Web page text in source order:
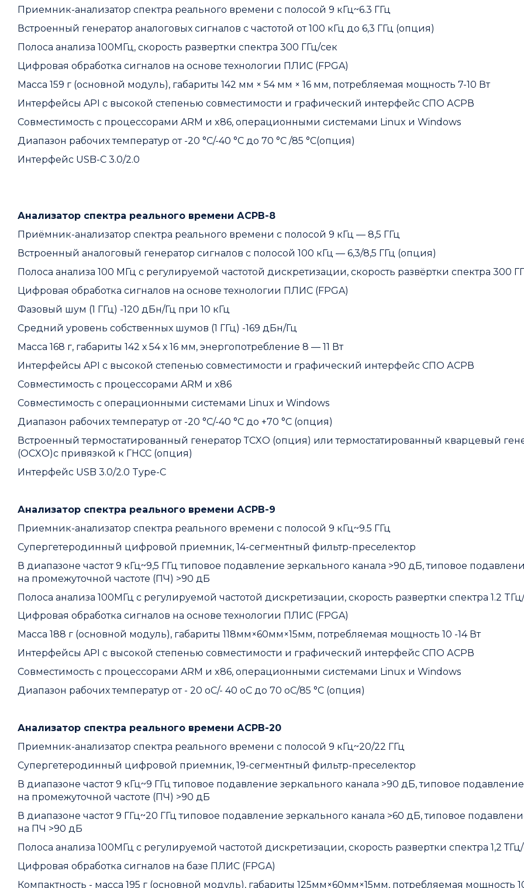
Приемник-анализатор спектра реального времени с полосой 9 кГц~6.3 ГГц
Встроенный генератор аналоговых сигналов с частотой от 100 кГц до 6,3 ГГц (опция)
Полоса анализа 100МГц, скорость развертки спектра 300 ГГц/сек
Цифровая обработка сигналов на основе технологии ПЛИС (FPGA)
Масса 159 г (основной модуль), габариты 142 мм × 54 мм × 16 мм, потребляемая мощность 7-10 Вт
Интерфейсы API с высокой степенью совместимости и графический интерфейс СПО АСРВ
Совместимость с процессорами ARM и x86, операционными системами Linux и Windows
Диапазон рабочих температур от -20 °C/-40 °C до 70 °C /85 °C(опция)
Интерфейс USB-С 3.0/2.0
Анализатор спектра реального времени АСРВ-8
Приёмник-анализатор спектра реального времени с полосой 9 кГц — 8,5 ГГц
Встроенный аналоговый генератор сигналов с полосой 100 кГц — 6,3/8,5 ГГц (опция)
Полоса анализа 100 МГц с регулируемой частотой дискретизации, скорость развёртки спектра 300
Цифровая обработка сигналов на основе технологии ПЛИС (FPGA)
Фазовый шум (1 ГГц) -120 дБн/Гц при 10 кГц
Средний уровень собственных шумов (1 ГГц) -169 дБн/Гц
Масса 168 г, габариты 142 х 54 х 16 мм, энергопотребление 8 — 11 Вт
Интерфейсы API с высокой степенью совместимости и графический интерфейс СПО АСРВ
Совместимость с процессорами ARM и x86
Совместимость с операционными системами Linux и Windows
Диапазон рабочих температур от -20 °C/-40 °C до +70 °C (опция)
Встроенный термостатированный генератор ТCXO (опция) или термостатированный кварцевый
(OCXO)с привязкой к ГНСС (опция)
Интерфейс USB 3.0/2.0 Type-C
Анализатор спектра реального времени АСРВ-9
Приемник-анализатор спектра реального времени с полосой 9 кГц~9.5 ГГц
Супергетеродинный цифровой приемник, 14-сегментный фильтр-преселектор
В диапазоне частот 9 кГц~9,5 ГГц типовое подавление зеркального канала >90 дБ, типовое
на промежуточной частоте (ПЧ) >90 дБ
Полоса анализа 100МГц с регулируемой частотой дискретизации, скорость развертки спектра 1.2
Цифровая обработка сигналов на основе технологии ПЛИС (FPGA)
Масса 188 г (основной модуль), габариты 118мм×60мм×15мм, потребляемая мощность 10 -14 Вт
Интерфейсы API с высокой степенью совместимости и графический интерфейс СПО АСРВ
Совместимость с процессорами ARM и x86, операционными системами Linux и Windows
Диапазон рабочих температур от - 20 oC/- 40 oC до 70 oC/85 °C (опция)
Анализатор спектра реального времени АСРВ-20
Приемник-анализатор спектра реального времени с полосой 9 кГц~20/22 ГГц
Супергетеродинный цифровой приемник, 19-сегментный фильтр-преселектор
В диапазоне частот 9 кГц~9 ГГц типовое подавление зеркального канала >90 дБ, типовое
на промежуточной частоте (ПЧ) >90 дБ
В диапазоне частот 9 ГГц~20 ГГц типовое подавление зеркального канала >60 дБ, типовое
на ПЧ >90 дБ
Полоса анализа 100МГц с регулируемой частотой дискретизации, скорость развертки спектра 1,2
Цифровая обработка сигналов на базе ПЛИС (FPGA)
Компактность - масса 195 г (основной модуль), габариты 125мм×60мм×15мм, потребляемая мощность